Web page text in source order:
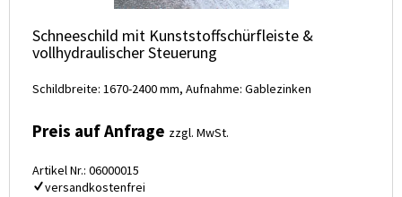
Schneeschild mit Kunststoffschürfleiste &
vollhydraulischer Steuerung
Schildbreite: 1670-2400 mm, Aufnahme: Gablezinken
Preis auf Anfrage zzgl. MwSt.
Artikel Nr.: 06000015
versandkostenfrei